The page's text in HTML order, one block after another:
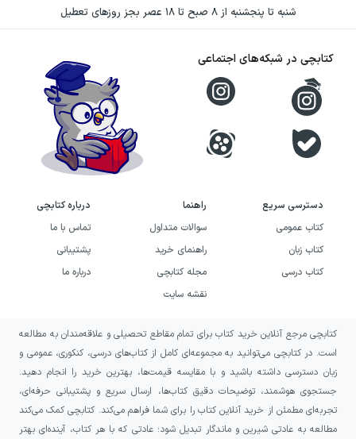
شنبه تا پنجشنبه از ۸ صبح تا ۱۸ عصر بجز روزهای تعطیل
دسترسی سریع
کتاب عمومی
کتاب زبان
کتاب درسی
راهنما
سوالات متداول
راهنمای خرید
مجله کتابچی
نقشه سایت
درباره کتابچی
تماس با ما
پشتیبانی
درباره ما
کتابچی در شبکه‌های اجتماعی
کتابچی مرجع آنلاین خرید کتاب برای تمام مقاطع تحصیلی و علاقه‌مندان به مطالعه
است. در کتابچی می‌توانید به مجموعه‌ای کامل از کتاب‌های درسی، کنکوری، عمومی و
زبان دسترسی داشته باشید و با مقایسه قیمت‌ها، بهترین خرید را انجام دهید.
جستجوی هوشمند، توضیحات دقیق کتاب‌ها، ارسال سریع و پشتیبانی حرفه‌ای،
تجربه‌ای مطمئن از خرید آنلاین کتاب را برای شما فراهم می‌کند. کتابچی کمک می‌کند
مطالعه به عادتی شیرین و ماندگار تبدیل شود؛ عادتی که با هر کتاب، آینده‌ای بهتر